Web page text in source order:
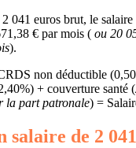
041 euros brut, le
€ par mois ( ou 20
).
non déductible
+ couverture santé (
la part patronale) =
salaire de 2